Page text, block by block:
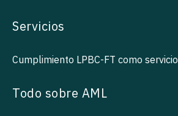
Servicios
Cumplimiento LPBC-FT como servicio
Todo sobre AML